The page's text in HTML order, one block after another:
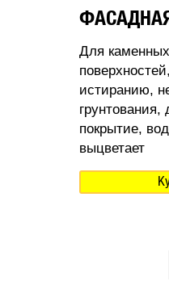
Для
истиранию,
покрытие,
выцветает